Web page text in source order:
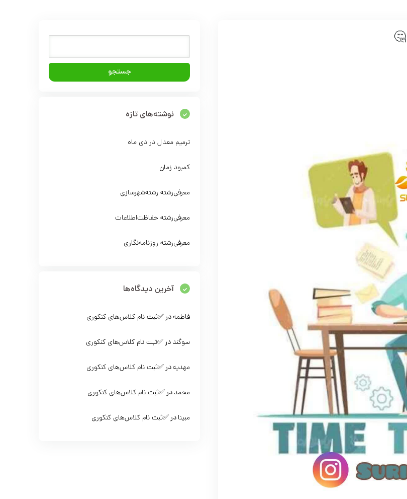
نوشته‌های تازه
ترمیم معدل در دی ماه
کمبود زمان
معرفی‌رشته‌ رشته‌شهرسازی
معرفی‌رشته‌ حفاظت‌اطلاعات
معرفی‌رشته‌ روزنامه‌نگاری
آخرین دیدگاه‌ها
فاطمهدر✅ثبت نام کلاس‌‌های کنکوری
سوگنددر✅ثبت نام کلاس‌‌های کنکوری
مهدیهدر✅ثبت نام کلاس‌‌های کنکوری
محمددر✅ثبت نام کلاس‌‌های کنکوری
مبینادر✅ثبت نام کلاس‌‌های کنکوری